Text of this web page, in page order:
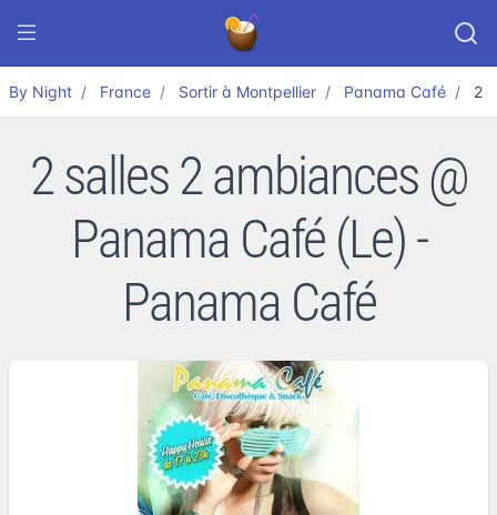
By Night France Sortir à Montpellier Panama Café 2
2 salles 2 ambiances @
Panama Café (Le) -
Panama Café